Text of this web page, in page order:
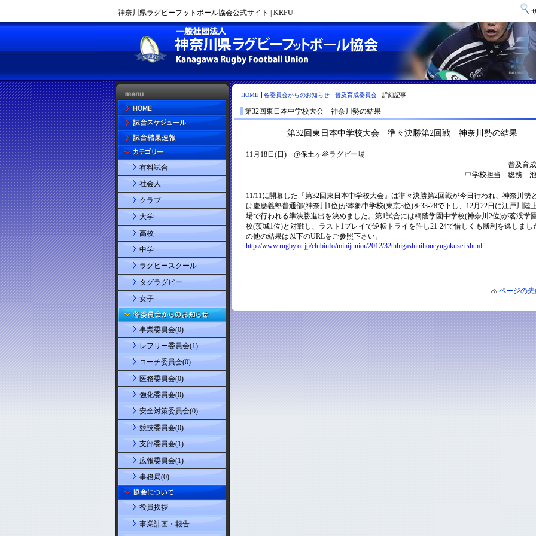
神奈川県ラグビーフットボール協会公式サイト | KRFU
HOME 各委員会からのお知らせ 普及育成委員会 詳細記事
第32回東日本中学校大会 神奈川勢の結果
ページの
有料試合
社会人
クラブ
大学
高校
中学
ラグビースクール
タグラグビー
女子
事業委員会(0)
レフリー委員会(1)
コーチ委員会(0)
医務委員会(0)
強化委員会(0)
安全対策委員会(0)
競技委員会(0)
支部委員会(1)
広報委員会(1)
事務局(0)
役員挨拶
事業計画・報告